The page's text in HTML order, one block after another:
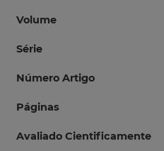
Volume
Série
Número Artigo
Páginas
Avaliado Cientificamente